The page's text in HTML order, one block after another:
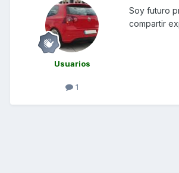
Usuarios
1
Soy futuro
compartir